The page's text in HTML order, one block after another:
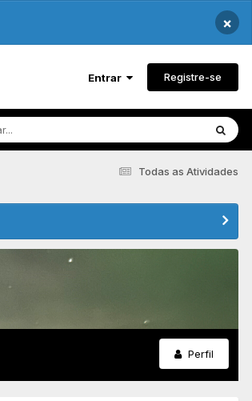
×
Entrar Registre-se
Todas as Atividades
Perfil